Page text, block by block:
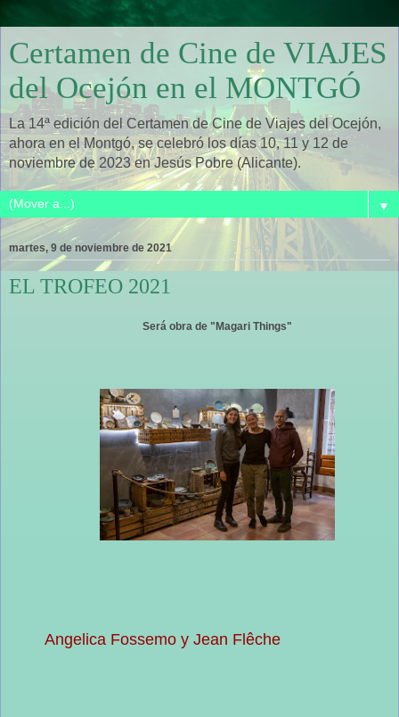
Certamen de Cine de VIAJES
del Ocejón en el MONTGÓ
La 14ª edición del Certamen de Cine de Viajes del Ocejón,
ahora en el Montgó, se celebró los días 10, 11 y 12 de
noviembre de 2023 en Jesús Pobre (Alicante).
▼
martes, 9 de noviembre de 2021
EL TROFEO 2021
Será obra de "Magari Things"
Angelica Fossemo y Jean Flêche